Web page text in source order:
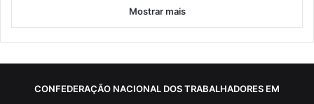
Mostrar mais
CONFEDERAÇÃO NACIONAL DOS TRABALHADORES EM